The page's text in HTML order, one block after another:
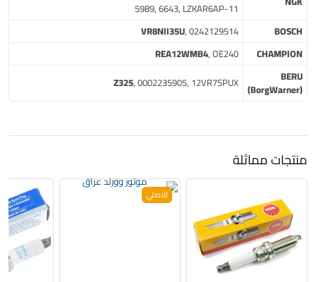
5989, 6643, LZKAR6AP-11
BOSCH
VR8NII35U, 0242129514
CHAMPION
REA12WMB4, OE240
BERU
(BorgWarner)
Z325, 0002235905, 12VR7SPUX
منتجات مماثلة
الاصلي